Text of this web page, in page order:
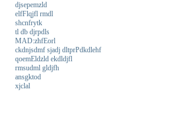
djsepemzld
elfFlqjfl rmdl
shcnfrytk
tl db djrpdls
MAD:zhfEorl
ckdnjsdmf sjadj dltprPdkdlehf
qoemEldzld ekdldjfl
rmsudml gldjfh
ansgktod
xjclal